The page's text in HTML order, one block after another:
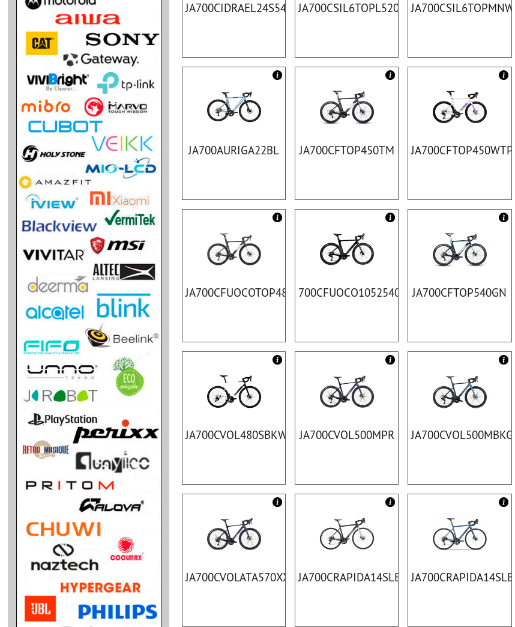
JA700CIDRAEL24S540WTJA700CSIL6TOPL520WTJA700CSIL6TOPMNWT
JA700AURIGA22BL JA700CFTOP450TM JA700CFTOP450WTPR
JA700CFUOCOTOP480TI700CFUOCO1052540BKJA700CFTOP540GN
JA700CVOL480SBKWT JA700CVOL500MPR JA700CVOL500MBKGY
JA700CVOLATA570XXLPRJA700CRAPIDA14SLBK JA700CRAPIDA14SLBL